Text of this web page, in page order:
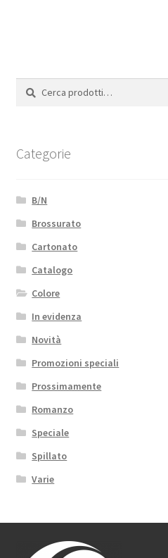
Cerca:
Cerca
Categorie
B/N
Brossurato
Cartonato
Catalogo
Colore
In evidenza
Novità
Promozioni speciali
Prossimamente
Romanzo
Speciale
Spillato
Varie